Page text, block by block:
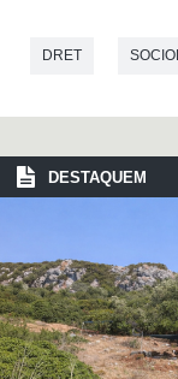
DRET
DESTAQUEM